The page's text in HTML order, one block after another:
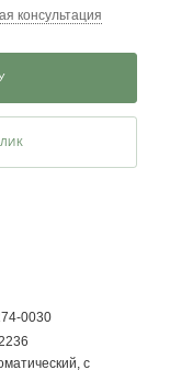
консультация
0030
с